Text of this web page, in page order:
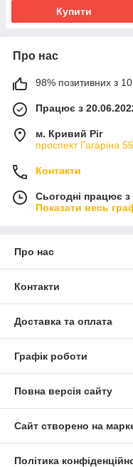
Купити
Про нас
98% позитивних з
Працює з
м. Кривий Ріг
проспект Гагаріна
Контакти
Сьогодні працює
Показати весь
Про нас
Контакти
Доставка та оплата
Графік роботи
Повна версія сайту
Сайт створено на
Політика